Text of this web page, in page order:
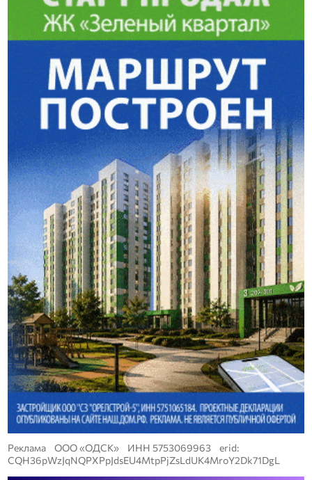
Реклама ООО «ОДСК» ИНН 5753069963 erid:
CQH36pWzJqNQPXPpJdsEU4MtpPjZsLdUK4MroY2Dk71DgL